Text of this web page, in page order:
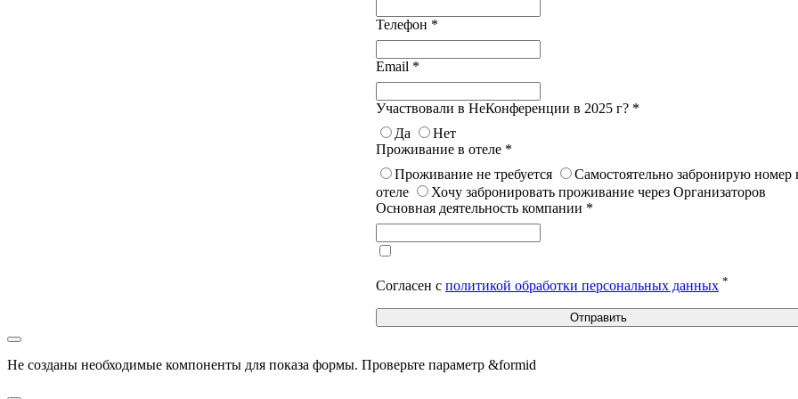
Телефон *
Email *
Участвовали в НеКонференции в 2025 г? *
Да
Нет
Проживание в отеле *
Проживание не требуется
Самостоятельно забронирую номер
отеле
Хочу забронировать проживание через Организаторов
Основная деятельность компании *
Согласен с политикой обработки персональных данных *
Отправить
Не созданы необходимые компоненты для показа формы. Проверьте параметр &formid